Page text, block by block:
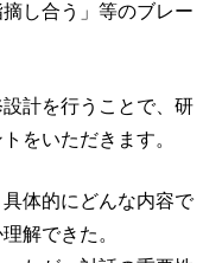
し合う」等のブレー
計を行うことで、研
をいただきます。
体的にどんな内容で
解できた。